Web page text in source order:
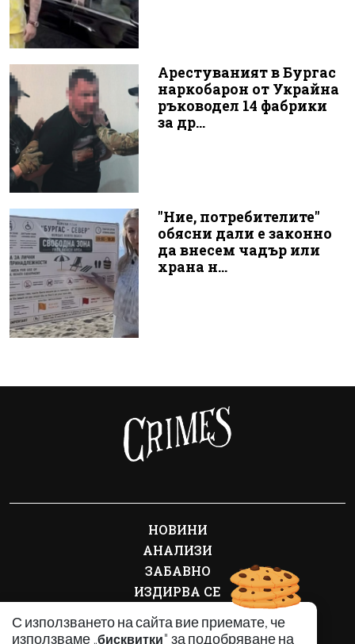
Арестуваният в Бургас
наркобарон от Украйна
ръководел 14 фабрики
за др...
"Ние, потребителите"
обясни дали е законно
да внесем чадър или
храна н...
С използването на сайта вие приемате, че
използваме „бисквитки" за подобряване на
НОВИНИ
АНАЛИЗИ
ЗАБАВНО
ИЗДИРВА СЕ
ЛИЧНОСТИ